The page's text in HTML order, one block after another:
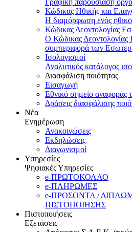
Γραφική παρουσίαση
Κώδικας Ηθικής και
Η διαμόρφωση ενός
Κώδικας Δεοντολογίας
Ο Κώδικας Δεοντολογίας
συμπεριφορά των
Ισολογισμοί
Αναλυτικός κατάλογος
Διασφάλιση ποιότητας
Εισαγωγή
Εθνικό σημείο αναφοράς
Δράσεις διασφάλισης
Νέα
Ενημέρωση
Ανακοινώσεις
Εκδηλώσεις
Διαγωνισμοί
Υπηρεσίες
Ψηφιακές Υπηρεσίες
e-ΠΡΩΤΟΚΟΛΛΟ
e-ΠΛΗΡΩΜΕΣ
e-ΠΡΟΣΟΝΤΑ /
ΠΙΣΤΟΠΟΙΗΣΗΣ
Πιστοποιήσεις
Εξετάσεις